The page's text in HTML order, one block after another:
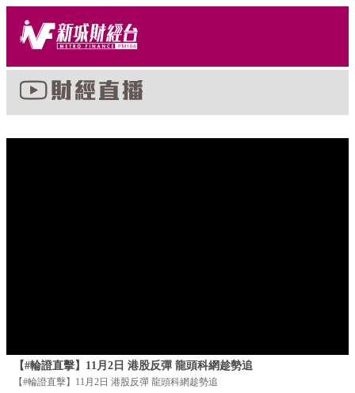
【#輪證直擊】11月2日 港股反彈 龍頭科網趁勢追
【#輪證直擊】11月2日 港股反彈 龍頭科網趁勢追